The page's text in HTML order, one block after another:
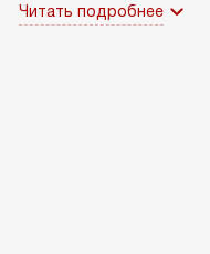
Читать подробнее